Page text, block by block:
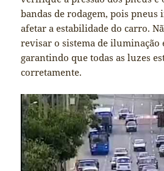
bandas de rodagem, pois pneus
afetar a estabilidade do carro.
revisar o sistema de iluminação
garantindo que todas as luzes
corretamente.